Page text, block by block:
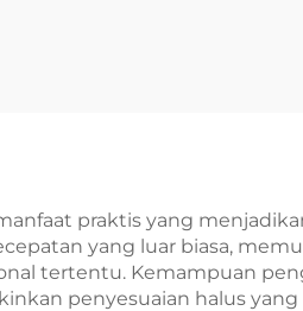
praktis yang
yang luar biasa,
tertentu. Kemampuan
penyesuaian halus